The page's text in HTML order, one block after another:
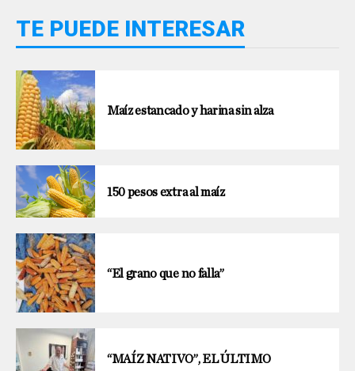
TE PUEDE INTERESAR
Maíz estancado y harina sin alza
150 pesos extra al maíz
“El grano que no falla”
“MAÍZ NATIVO”, EL ÚLTIMO